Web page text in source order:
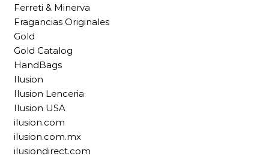
Ferreti & Minerva
Fragancias Originales
Gold
Gold Catalog
HandBags
Ilusion
Ilusion Lenceria
Ilusion USA
ilusion.com
ilusion.com.mx
ilusiondirect.com